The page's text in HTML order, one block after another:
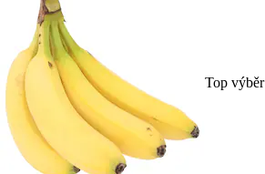
Top výběr